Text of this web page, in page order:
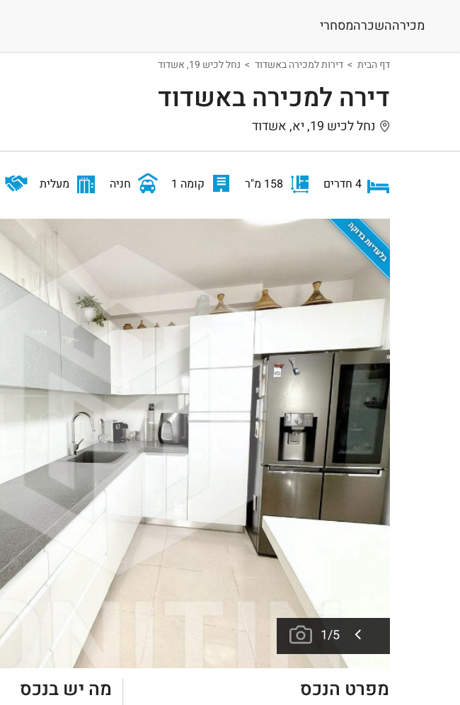
מכירההשכרהמסחרי
דף הבית דירות למכירה באשדוד נחל לכיש 19, אשדוד
דירה למכירה באשדוד
נחל לכיש 19, יא, אשדוד
4 חדרים 158 מ"ר קומה 1 חניה מעלית
בלעדיות בדוקה
1/5
מפרט הנכס מה יש בנכס